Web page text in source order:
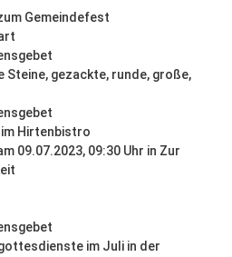
Gemeindefest
Steine, gezackte, runde, große,
Hirtenbistro
09.07.2023, 09:30 Uhr in Zur
im Juli in der